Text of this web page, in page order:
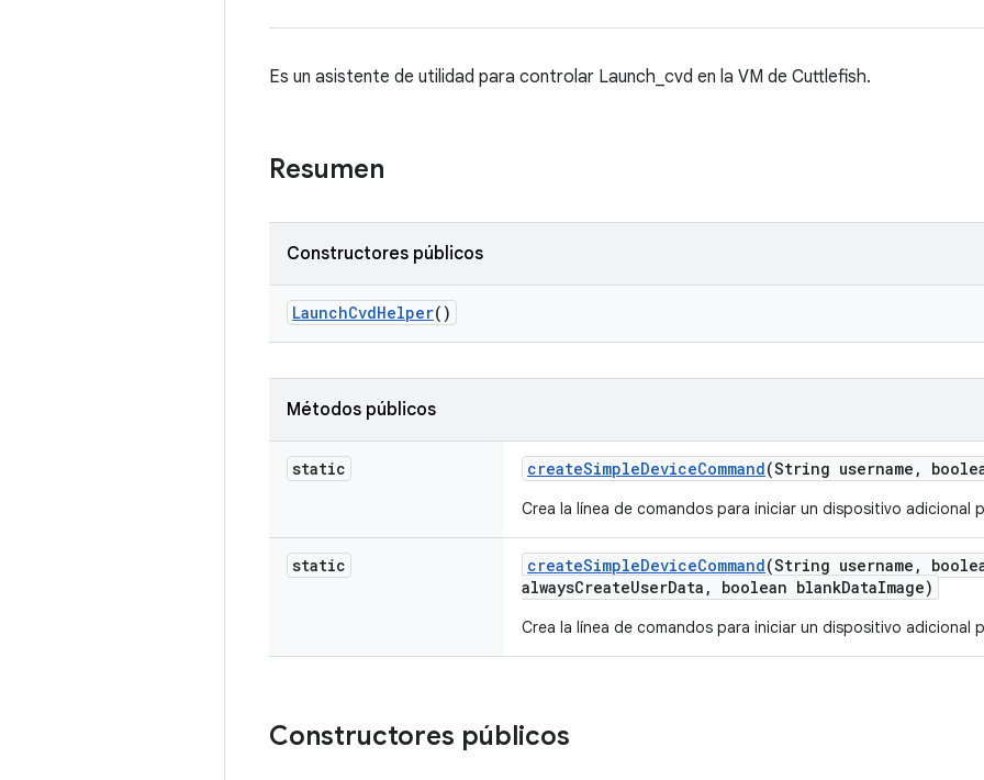
Es un asistente de utilidad para controlar Launch_cvd en la VM de Cuttlefish.
Resumen
Constructores públicos
LaunchCvdHelper()
Métodos públicos
static createSimpleDeviceCommand(String username ,
Crea la línea de comandos para iniciar un dispositivo adicional
static createSimpleDeviceCommand(String username ,
alwaysCreateUserData , boolean blankDataImage)
Crea la línea de comandos para iniciar un dispositivo adicional
Constructores públicos